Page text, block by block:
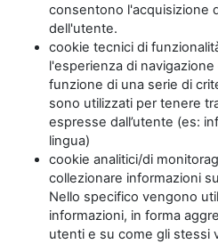
consentono l'acquisizione
dell'utente.
cookie tecnici di
l'esperienza di
funzione di una serie di
sono utilizzati per tenere
espresse dall’utente (es:
lingua)
cookie analitici/di
collezionare informazioni
Nello specifico vengono
informazioni, in forma
utenti e su come gli stessi